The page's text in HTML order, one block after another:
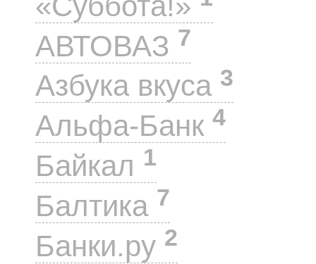
АВТОВАЗ 7
Азбука вкуса 3
Альфа-Банк 4
Байкал 1
Балтика 7
Банки.ру 2